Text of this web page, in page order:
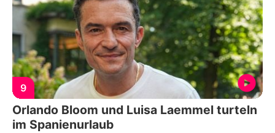
9
Orlando Bloom und Luisa Laemmel turteln
im Spanienurlaub